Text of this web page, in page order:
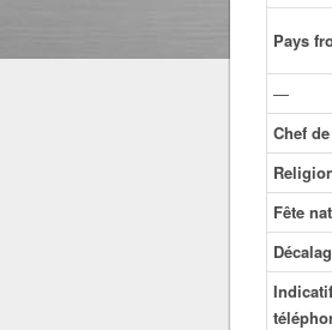
Pays
—
Chef
Fête
Indicatif